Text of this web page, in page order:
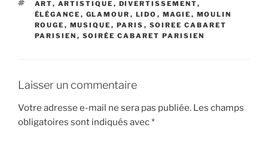
ÉTIQUETTES
ART, ARTISTIQUE , DIVERTISSEMENT,
ÉLÉGANCE , GLAMOUR , LIDO , MAGIE , MOULIN
ROUGE , MUSIQUE , PARIS , SOIREE CABARET
PARISIEN , SOIRÉE CABARET PARISIEN
Laisser un commentaire
Votre adresse e-mail ne sera pas publiée. Les champs
obligatoires sont indiqués avec*